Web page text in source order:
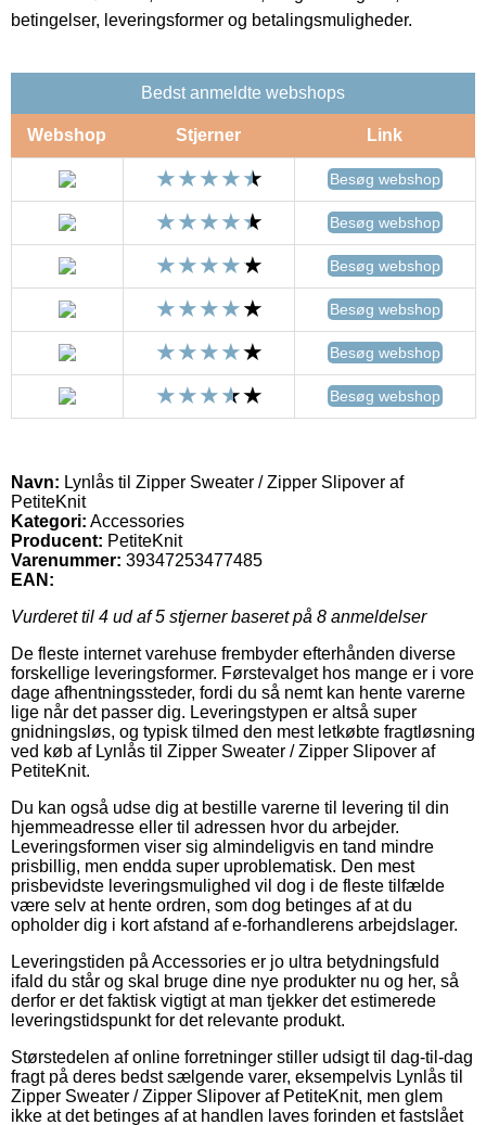
betingelser, leveringsformer og betalingsmuligheder.
Bedst anmeldte webshops
Webshop Stjerner Link
Besøg webshop
Besøg webshop
Besøg webshop
Besøg webshop
Besøg webshop
Besøg webshop
Navn: Lynlås til Zipper Sweater / Zipper Slipover af
PetiteKnit
Kategori: Accessories
Producent: PetiteKnit
Varenummer: 39347253477485
EAN:
Vurderet til 4 ud af 5 stjerner baseret på 8 anmeldelser
De fleste internet varehuse frembyder efterhånden diverse
forskellige leveringsformer. Førstevalget hos mange er i vore
dage afhentningssteder, fordi du så nemt kan hente varerne
lige når det passer dig. Leveringstypen er altså super
gnidningsløs, og typisk tilmed den mest letkøbte fragtløsning
ved køb af Lynlås til Zipper Sweater / Zipper Slipover af
PetiteKnit.
Du kan også udse dig at bestille varerne til levering til din
hjemmeadresse eller til adressen hvor du arbejder.
Leveringsformen viser sig almindeligvis en tand mindre
prisbillig, men endda super uproblematisk. Den mest
prisbevidste leveringsmulighed vil dog i de fleste tilfælde
være selv at hente ordren, som dog betinges af at du
opholder dig i kort afstand af e-forhandlerens arbejdslager.
Leveringstiden på Accessories er jo ultra betydningsfuld
ifald du står og skal bruge dine nye produkter nu og her, så
derfor er det faktisk vigtigt at man tjekker det estimerede
leveringstidspunkt for det relevante produkt.
Størstedelen af online forretninger stiller udsigt til dag-til-dag
fragt på deres bedst sælgende varer, eksempelvis Lynlås til
Zipper Sweater / Zipper Slipover af PetiteKnit, men glem
ikke at det betinges af at handlen laves forinden et fastslået